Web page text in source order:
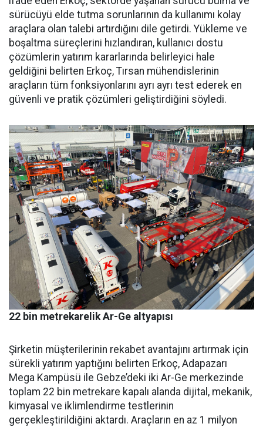
sürücüyü el­de tutma sorunlarının da kullanı­mı kolay
araçlara olan talebi ar­tırdığını dile getirdi. Yükleme ve
boşaltma süreçlerini hızlandıran, kullanıcı dostu
çözümlerin yatı­rım kararlarında belirleyici hale
geldiğini belirten Erkoç, Tırsan mühendislerinin
araçların tüm fonksiyonlarını ayrı ayrı test ede­rek en
güvenli ve pratik çözümleri geliştirdiğini söyledi.
22 bin metrekarelik Ar-Ge altyapısı
Şirketin müşterilerinin reka­bet avantajını artırmak için
sü­rekli yatırım yaptığını belirten Erkoç, Adapazarı
Mega Kampü­sü ile Gebze’deki iki Ar-Ge mer­kezinde
toplam 22 bin metreka­re kapalı alanda dijital, mekanik,
kimyasal ve iklimlendirme test­lerinin
gerçekleştirildiğini ak­tardı. Araçların en az 1 milyon